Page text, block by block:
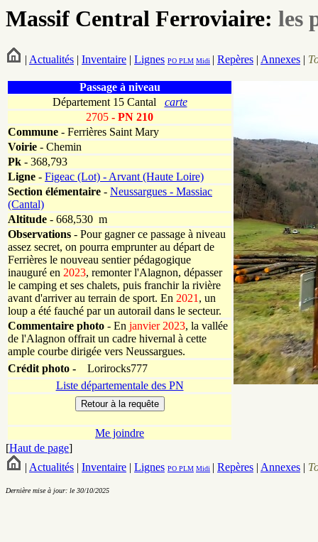
Massif Central Ferroviaire: les
| Actualités | Inventaire | Lignes PO PLM Midi | Repères | Annexes |
Passage à niveau
Département 15 Cantal carte
2705 - PN 210
Commune - Ferrières Saint Mary
Voirie - Chemin
Pk - 368,793
Ligne - Figeac (Lot) - Arvant (Haute Loire)
Section élémentaire - Neussargues - Massiac
(Cantal)
Altitude - 668,530 m
Observations - Pour gagner ce passage à niveau
assez secret, on pourra emprunter au départ de
Ferrières le nouveau sentier pédagogique
inauguré en 2023, remonter l'Alagnon, dépasser
le camping et ses chalets, puis franchir la rivière
avant d'arriver au terrain de sport. En 2021, un
loup a été fauché par un autorail dans le secteur.
Commentaire photo - En janvier 2023, la vallée
de l'Alagnon offrait un cadre hivernal à cette
ample courbe dirigée vers Neussargues.
Crédit photo - Lorirocks777
Liste départementale des PN
Me joindre
[Haut de page]
| Actualités | Inventaire | Lignes PO PLM Midi | Repères | Annexes |
Dernière mise à jour: le 30/10/2025